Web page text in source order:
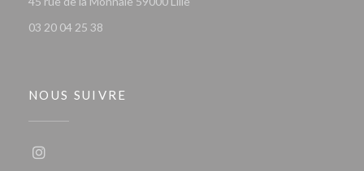
03 20 04 25 38
NOUS SUIVRE